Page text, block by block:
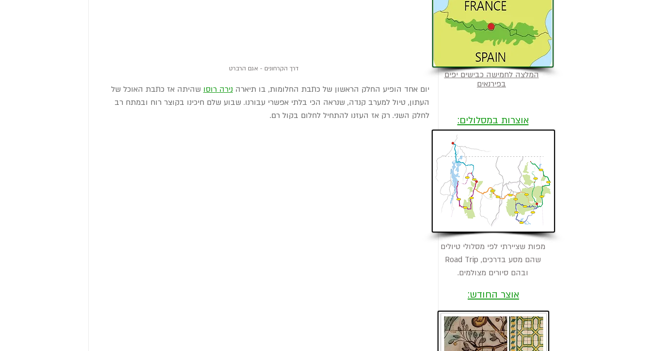
דרך הקרחונים - אגם הרברט
יום אחד הופיע החלק הראשון של כתבת החלומות, בו תיארה נירה רוסו שהיתה אז כתבת האוכל של
העתון, טיול למערב קנדה, שנראה הכי בלתי אפשרי עבורנו. שבוע שלם חיכינו בקוצר רוח ובמתח רב
לחלק השני. רק אז העזנו להתחיל לחלום בקול רם.
המלצה לחמישה כבישים יפים
בפירנאים
אוצרות במסלולים:
​מפות שציירתי לפי מסלולי טיולים
שהם מסע בדרכים, Road Trip
ובהם סיורים מצולמים.
אוצר החודש: